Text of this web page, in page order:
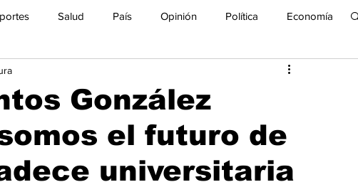
Salud País Opinión Política Economía
González
el futuro de
universitaria